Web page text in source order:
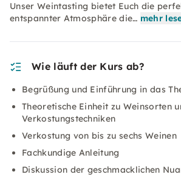
Unser Weintasting bietet Euch die
entspannter Atmosphäre die… mehr
Wie läuft der Kurs ab?
Begrüßung und Einführung in das
Theoretische Einheit zu Weinsorten
Verkostungstechniken
Verkostung von bis zu sechs Weinen
Fachkundige Anleitung
Diskussion der geschmacklichen